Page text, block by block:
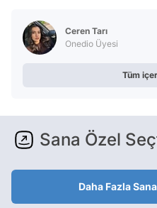
Ceren Tarı
Onedio Üyesi
Tüm
Sana Özel
Daha Fazla